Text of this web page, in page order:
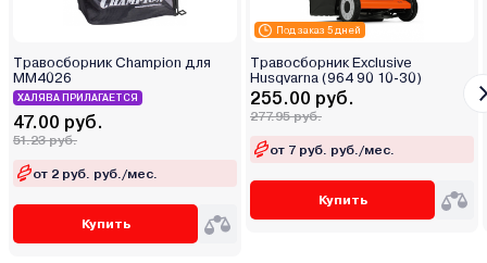
Травосборник Champion для
MM4026
ХАЛЯВА ПРИЛАГАЕТСЯ
47.00 руб.
51.23 руб.
от 2 руб. руб./мес.
Купить
Под заказ 5 дней
Травосборник Exclusive
Husqvarna (964 90 10-30)
255.00 руб.
277.95 руб.
от 7 руб. руб./мес.
Купить